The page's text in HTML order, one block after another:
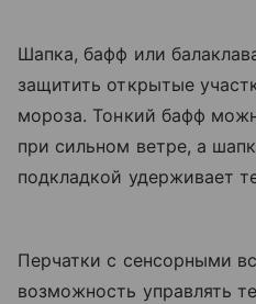
Шапка, бафф или
защитить открытые
мороза. Тонкий бафф
при сильном ветре, а
подкладкой удерживает
Перчатки с сенсорными
возможность управлять